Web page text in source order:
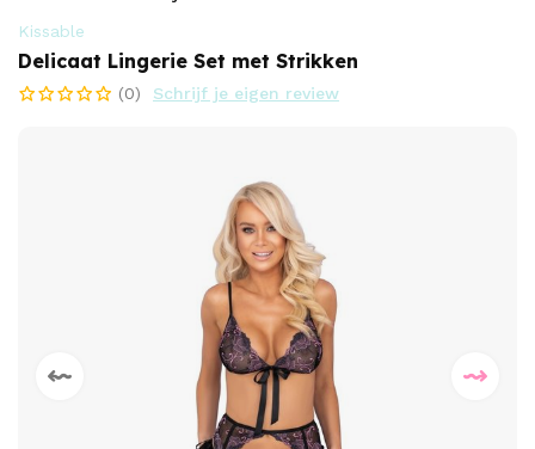
Kissable
Delicaat Lingerie Set met Strikken
(0) Schrijf je eigen review